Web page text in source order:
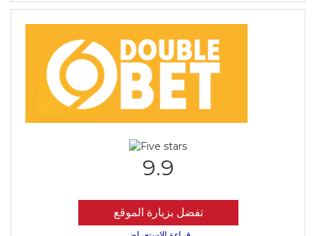
9.9
تفضل بزيارة الموقع